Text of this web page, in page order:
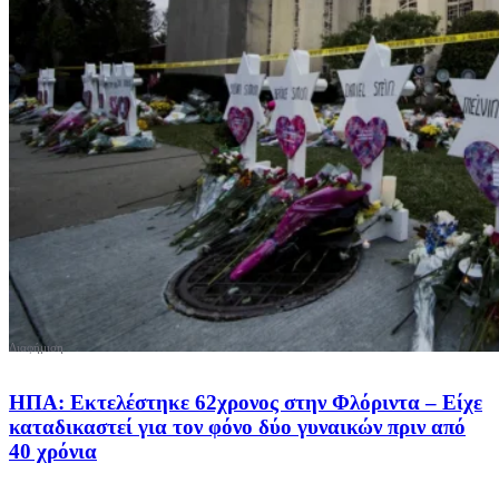
ΗΠΑ: Εκτελέστηκε 62χρονος στην Φλόριντα – Είχε
καταδικαστεί για τον φόνο δύο γυναικών πριν από
40 χρόνια